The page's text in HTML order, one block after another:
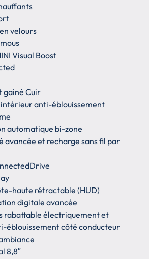
velours
Visual Boost
gainé Cuir
anti-éblouissement
automatique bi-zone
avancée et recharge sans fil par
haute rétractable (HUD)
digitale avancée
rabattable électriquement et
éblouissement côté conducteur
8,8″